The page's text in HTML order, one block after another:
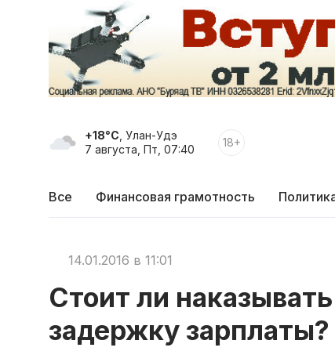
+18°C , Улан-Удэ
7 августа, Пт, 07:40
18+
Все Финансовая грамотность
14.01.2016 в 11:01
Стоит ли
задержку зарплаты?